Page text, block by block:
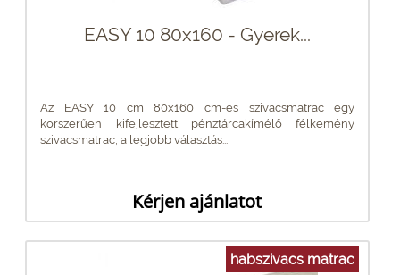
EASY 10 80x160 - Gyerek...
Az EASY 10 cm 80x160 cm-es szivacsmatrac egy
korszerűen kifejlesztett pénztárcakímélő félkemény
szivacsmatrac, a legjobb választás...
Kérjen ajánlatot
habszivacs matrac